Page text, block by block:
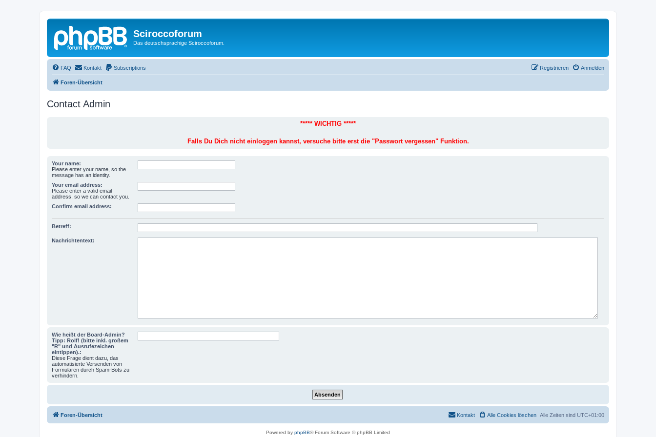
Sciroccoforum
Das deutschsprachige Sciroccoforum.
FAQ Kontakt Subscriptions Anmelden
Registrieren
Foren-Übersicht
Contact Admin
***** WICHTIG *****
Falls Du Dich nicht einloggen kannst, versuche bitte erst die "Passwort vergessen" Funktion.
Your name:
Please enter your name, so the
message has an identity.
Your email address:
Please enter a valid email
address, so we can contact you.
Confirm email address:
Betreff:
Nachrichtentext:
Wie heißt der Board-Admin?
Tipp: Rolf! (bitte inkl. großem
"R" und Ausrufezeichen
eintippen).:
Diese Frage dient dazu, das
automatisierte Versenden von
Formularen durch Spam-Bots zu
verhindern.
Foren-Übersicht Alle Zeiten sind UTC+01:00
Alle Cookies löschen
Kontakt
Powered by phpBB® Forum Software © phpBB Limited